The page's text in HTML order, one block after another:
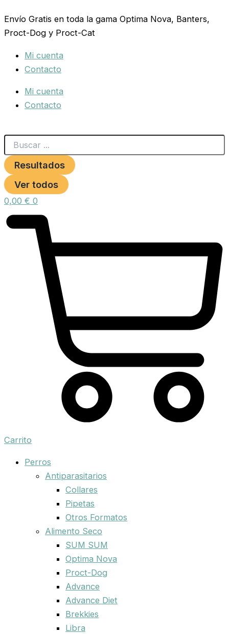
al
contenido
Envío Gratis en toda la gama Optima Nova, Banters,
Proct-Dog y Proct-Cat
Mi cuenta
Contacto
Mi cuenta
Contacto
...
Resultados
Ver todos
0,00 € 0
Carrito
Perros
Antiparasitarios
Collares
Pipetas
Otros Formatos
Alimento Seco
SUM SUM
Optima Nova
Proct-Dog
Advance
Advance Diet
Brekkies
Libra
NYLON
15MM
25-
DOG
NEGRO
cantidad